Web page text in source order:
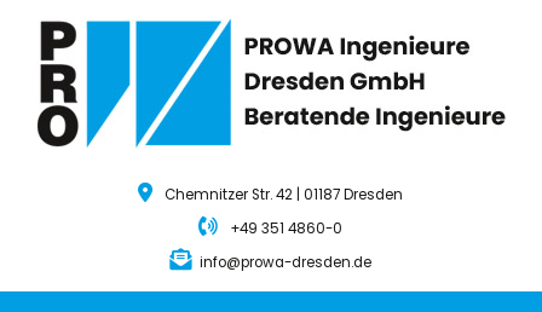
Chemnitzer Str. 42 | 01187 Dresden
+49 351 4860-0
info@prowa-dresden.de